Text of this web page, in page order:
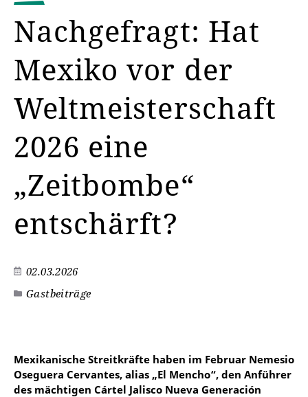
Nachgefragt: Hat
Mexiko vor der
Weltmeisterschaft
2026 eine
„Zeitbombe“
entschärft?
02.03.2026
Gastbeiträge
Mexikanische Streitkräfte haben im Februar Nemesio
Oseguera Cervantes, alias „El Mencho“, den Anführer
des mächtigen Cártel Jalisco Nueva Generación